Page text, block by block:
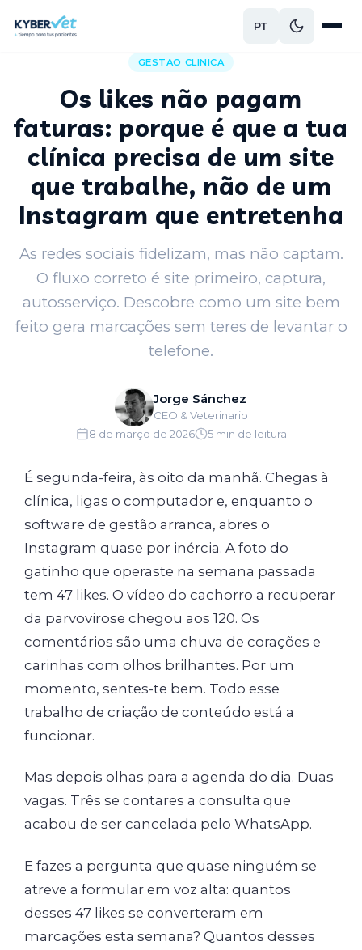
PT
Voltar ao blog
GESTAO CLINICA
Os likes não pagam
faturas: porque é que a tua
clínica precisa de um site
que trabalhe, não de um
Instagram que entretenha
As redes sociais fidelizam, mas não captam.
O fluxo correto é site primeiro, captura,
autosserviço. Descobre como um site bem
feito gera marcações sem teres de levantar o
telefone.
Jorge Sánchez
CEO & Veterinario
8 de março de 2026
5 min de leitura
É segunda-feira, às oito da manhã. Chegas à
clínica, ligas o computador e, enquanto o
software de gestão arranca, abres o
Instagram quase por inércia. A foto do
gatinho que operaste na semana passada
tem 47 likes. O vídeo do cachorro a recuperar
da parvovirose chegou aos 120. Os
comentários são uma chuva de corações e
carinhas com olhos brilhantes. Por um
momento, sentes-te bem. Todo esse
trabalho de criação de conteúdo está a
funcionar.
Mas depois olhas para a agenda do dia. Duas
vagas. Três se contares a consulta que
acabou de ser cancelada pelo WhatsApp.
E fazes a pergunta que quase ninguém se
atreve a formular em voz alta: quantos
desses 47 likes se converteram em
marcações esta semana? Quantos desses